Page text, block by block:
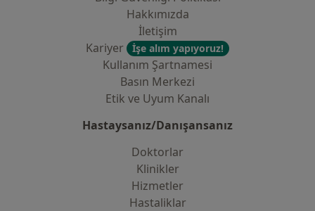
Hakkımızda
İletişim
Kariyer
İşe alım yapıyoruz!
Kullanım Şartnamesi
Basın Merkezi
Etik ve Uyum Kanalı
Hastaysanız/Danışansanız
Doktorlar
Klinikler
Hizmetler
Hastaliklar